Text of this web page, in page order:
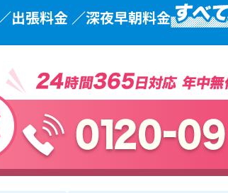
出張料金 ／深夜早朝料金